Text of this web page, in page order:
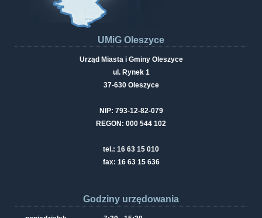
UMiG Oleszyce
Urząd Miasta i Gminy Oleszyce
ul. Rynek 1
37-630 Oleszyce
NIP: 793-12-82-079
REGON: 000 544 102
tel.: 16 63 15 010
fax: 16 63 15 636
Godziny urzędowania